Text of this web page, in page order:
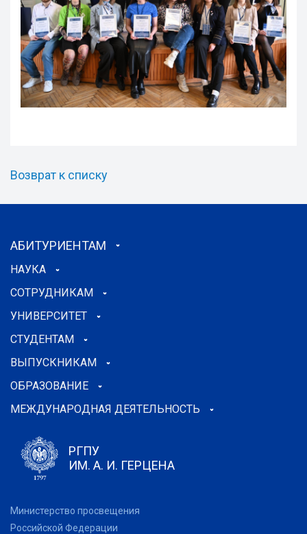
Возврат к списку
АБИТУРИЕНТАМ
НАУКА
СОТРУДНИКАМ
УНИВЕРСИТЕТ
СТУДЕНТАМ
ВЫПУСКНИКАМ
ОБРАЗОВАНИЕ
МЕЖДУНАРОДНАЯ ДЕЯТЕЛЬНОСТЬ
РГПУ
ИМ. А. И. ГЕРЦЕНА
Министерство просвещения
Российской Федерации